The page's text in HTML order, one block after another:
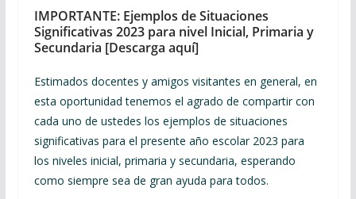
IMPORTANTE: Ejemplos de Situaciones
Significativas 2023 para nivel Inicial, Primaria y
Secundaria [Descarga aquí]
Estimados docentes y amigos visitantes en general, en
esta oportunidad tenemos el agrado de compartir con
cada uno de ustedes los ejemplos de situaciones
significativas para el presente año escolar 2023 para
los niveles inicial, primaria y secundaria, esperando
como siempre sea de gran ayuda para todos.